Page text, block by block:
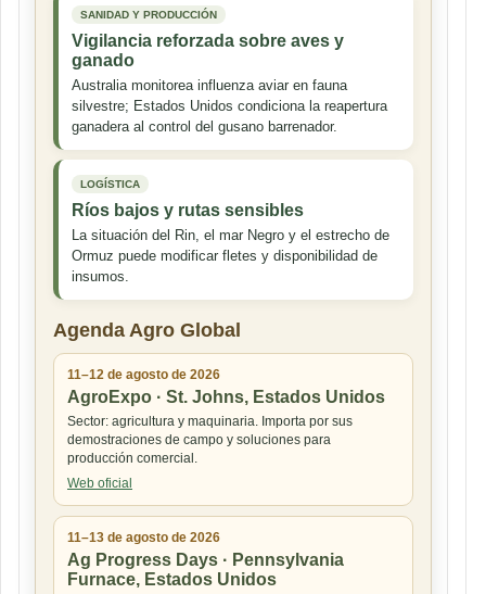
SANIDAD Y PRODUCCIÓN
Vigilancia reforzada sobre aves y
ganado
Australia monitorea influenza aviar en fauna
silvestre; Estados Unidos condiciona la reapertura
ganadera al control del gusano barrenador.
LOGÍSTICA
Ríos bajos y rutas sensibles
La situación del Rin, el mar Negro y el estrecho de
Ormuz puede modificar fletes y disponibilidad de
insumos.
Agenda Agro Global
11–12 de agosto de 2026
AgroExpo · St. Johns, Estados Unidos
Sector: agricultura y maquinaria. Importa por sus
demostraciones de campo y soluciones para
producción comercial.
Web oficial
11–13 de agosto de 2026
Ag Progress Days · Pennsylvania
Furnace, Estados Unidos